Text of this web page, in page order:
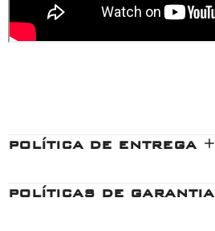
POLÍTICA DE ENTREGA
POLÍTICAS DE GARANTIA